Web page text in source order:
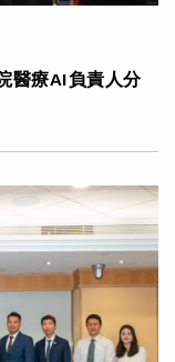
醫療AI負責人分